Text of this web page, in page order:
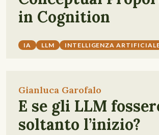
in Cognition
IA LLM INTELLIGENZA
Gianluca Garofalo
E se gli LLM
soltanto l’inizio?